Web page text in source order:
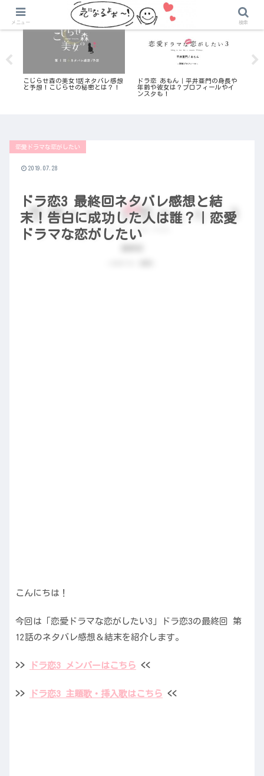
こじらせ森の美女
こじらせ森の美女1話ネタバレ感想
と予想！こじらせの秘密とは？！
ドラ恋 あもん｜平井亜門の身長や
年齢や彼女は？プロフィールやイ
ンスタも！
ドラ恋3 最終回ネタバレ感想と結
末！告白に成功した人は誰？｜恋愛
ドラマな恋がしたい
恋愛ドラマな恋がしたい
2019.07.28
こんにちは！
今回は「恋愛ドラマな恋がしたい3」ドラ恋3の最終回 第
12話のネタバレ感想＆結末を紹介します。
>> ドラ恋3 メンバーはこちら <<
>> ドラ恋3 主題歌・挿入歌はこちら <<
メニュー 検索